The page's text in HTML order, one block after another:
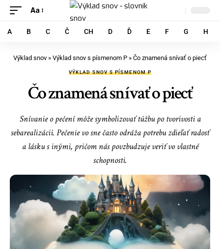
Aa
A B C Č CH D Ď E F G H
Výklad snov » Výklad snov s písmenom P » Čo znamená snívať o piecť
VÝKLAD SNOV S PÍSMENOM P
Čo znamená snívať o piecť
Snívanie o pečení môže symbolizovať túžbu po tvorivosti a
sebarealizácii. Pečenie vo sne často odráža potrebu zdieľať radosť
a lásku s inými, pričom nás povzbudzuje veriť vo vlastné
schopnosti.